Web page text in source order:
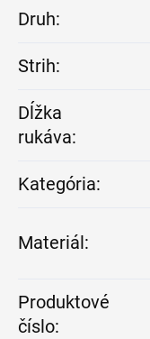
Druh:
Strih:
Dĺžka
rukáva:
Kategória:
Materiál:
Produktové
číslo: